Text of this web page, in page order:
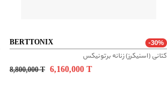
BERTTONIX -30%
کتانی (اسنیکرز) زنانه برتونیکس
8,800,000T 6,160,000 T